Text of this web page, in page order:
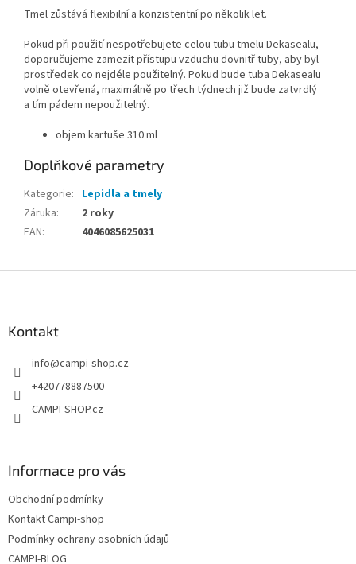
Tmel zůstává flexibilní a konzistentní po několik let.
Pokud při použití nespotřebujete celou tubu tmelu Dekasealu,
doporučujeme zamezit přístupu vzduchu dovnitř tuby, aby byl
prostředek co nejdéle použitelný. Pokud bude tuba Dekasealu
volně otevřená, maximálně po třech týdnech již bude zatvrdlý
a tím pádem nepoužitelný.
objem kartuše 310 ml
Doplňkové parametry
Kategorie: Lepidla a tmely
Záruka:
2 roky
EAN: 4046085625031
Kontakt
info@campi-shop.cz
+420778887500
CAMPI-SHOP.cz
Informace pro vás
Obchodní podmínky
Kontakt Campi-shop
Podmínky ochrany osobních údajů
CAMPI-BLOG